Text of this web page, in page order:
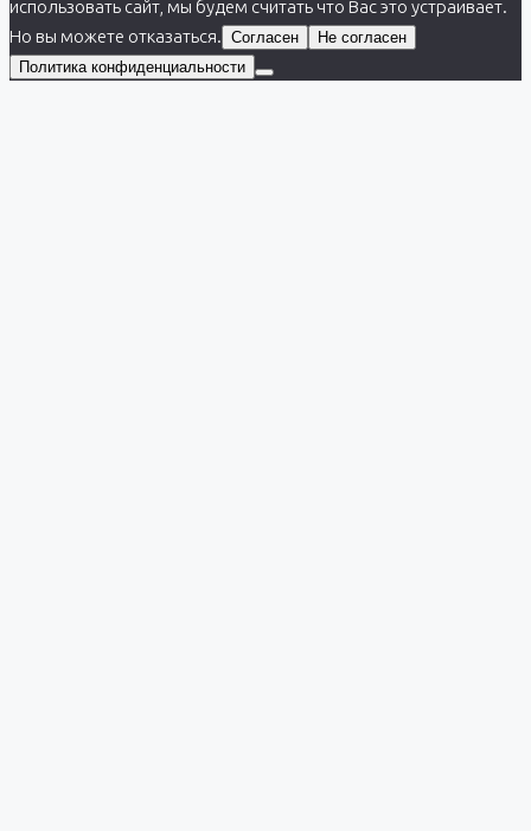
использовать сайт, мы будем считать что Вас это устраивает.
Но вы можете отказаться. Согласен
Не согласен
Политика конфиденциальности